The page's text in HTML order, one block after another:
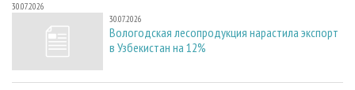
30.07.2026
30.07.2026
Вологодская лесопродукция нарастила экспорт
в Узбекистан на 12%